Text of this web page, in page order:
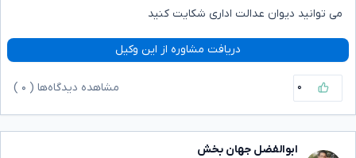
می توانید دیوان عدالت اداری شکایت کنید
دریافت مشاوره از این وکیل
۰ مشاهده دیدگاه‌ها ( ۰
ابوالفضل جهان بخش